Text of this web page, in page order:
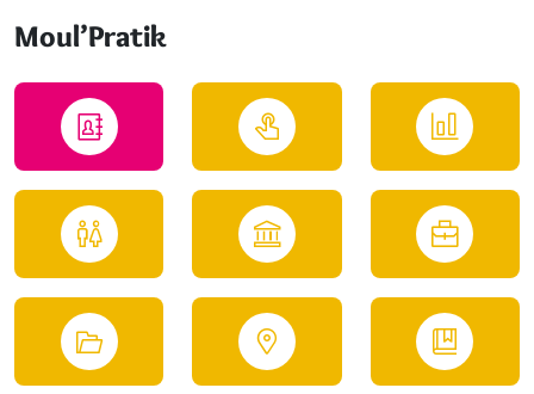
Moul’Pratik